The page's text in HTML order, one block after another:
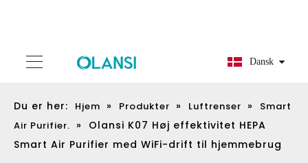
Dansk
Du er her: Hjem » Produkter » Luftrenser »
Smart
Air Purifier. »
Olansi K07 Høj effektivitet HEPA
Smart Air Purifier med WiFi-drift til hjemmebrug